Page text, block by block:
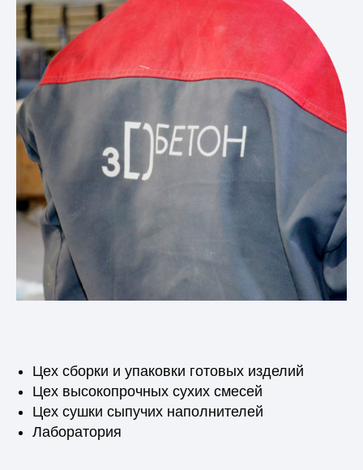
Цех сборки и упаковки готовых изделий
Цех высокопрочных сухих смесей
Цех сушки сыпучих наполнителей
Лаборатория